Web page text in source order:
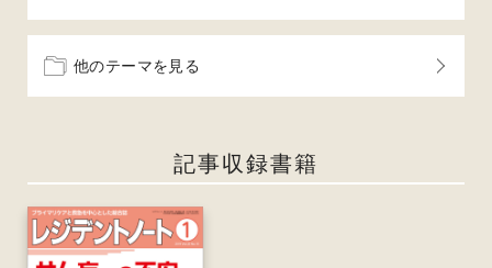
他のテーマを見る
記事収録書籍